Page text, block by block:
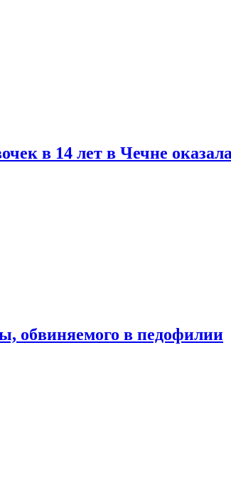
в 14 лет в Чечне
обвиняемого в педофилии